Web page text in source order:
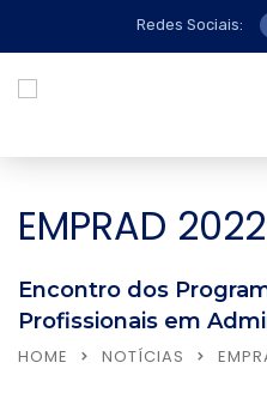
Redes Sociais:
EMPRAD 2022
Encontro dos
Profissionais em
HOME NOTÍCIAS